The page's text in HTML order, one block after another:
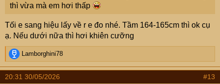
thì vừa mà em hơi thấp
Tối e sang hiệu lấy về r e đo nhé. Tầm 164-165cm thì ok cụ
ạ. Nếu dưới nữa thì hơi khiên cưỡng
R
e
a
c
Lamborghini78
20:31 30/05/2026 #13